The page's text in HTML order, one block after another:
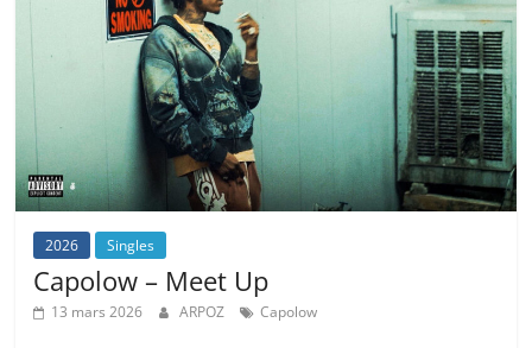
2026 Singles
Capolow – Meet Up
13 mars 2026 ARPOZ Capolow